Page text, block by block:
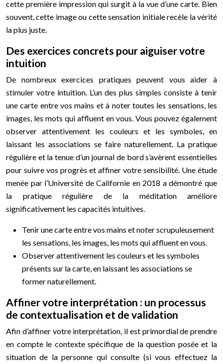
cette première impression qui surgit à la vue d’une carte. Bien
souvent, cette image ou cette sensation initiale recèle la vérité
la plus juste.
Des exercices concrets pour aiguiser votre
intuition
De nombreux exercices pratiques peuvent vous aider à
stimuler votre intuition. L’un des plus simples consiste à tenir
une carte entre vos mains et à noter toutes les sensations, les
images, les mots qui affluent en vous. Vous pouvez également
observer attentivement les couleurs et les symboles, en
laissant les associations se faire naturellement. La pratique
régulière et la tenue d’un journal de bord s’avèrent essentielles
pour suivre vos progrès et affiner votre sensibilité. Une étude
menée par l’Université de Californie en 2018 a démontré que
la pratique régulière de la méditation améliore
significativement les capacités intuitives.
Tenir une carte entre vos mains et noter scrupuleusement
les sensations, les images, les mots qui affluent en vous.
Observer attentivement les couleurs et les symboles
présents sur la carte, en laissant les associations se
former naturellement.
Affiner votre interprétation : un processus
de contextualisation et de validation
Afin d’affiner votre interprétation, il est primordial de prendre
en compte le contexte spécifique de la question posée et la
situation de la personne qui consulte (si vous effectuez la